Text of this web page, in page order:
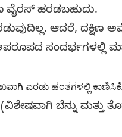
ವೈರಸ್ ಹರಡಬಹುದು.
ಆದರೆ, ದಕ್ಷಿಣ
ಸಂದರ್ಭಗಳಲ್ಲಿ
ಎರಡು ಹಂತಗಳಲ್ಲಿ
ಬೆನ್ನು ಮತ್ತು